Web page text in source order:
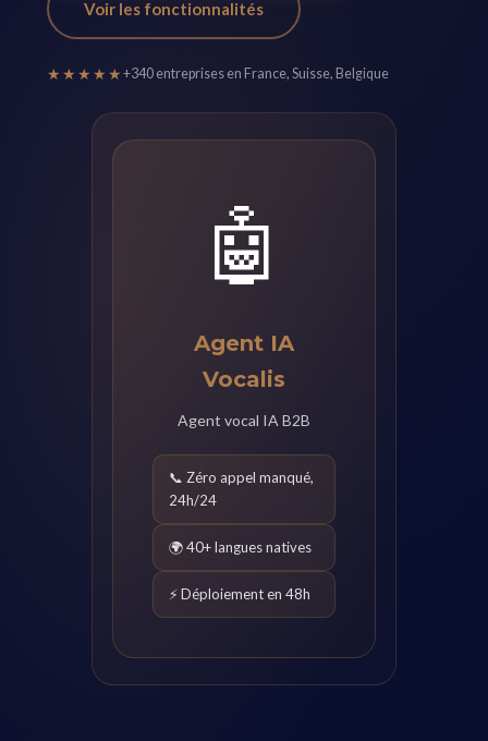
Voir les fonctionnalités
★★★★★ +340 entreprises en France, Suisse, Belgique
🤖
Agent IA
Vocalis
Agent vocal IA B2B
📞 Zéro appel manqué,
24h/24
🌍 40+ langues natives
⚡ Déploiement en 48h